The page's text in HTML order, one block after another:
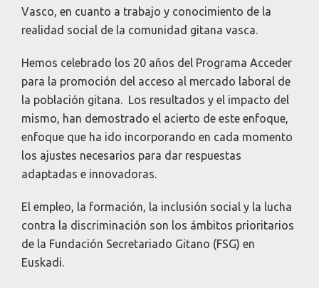
Vasco, en cuanto a trabajo y conocimiento de la
realidad social de la comunidad gitana vasca.
Hemos celebrado los 20 años del Programa Acceder
para la promoción del acceso al mercado laboral de
la población gitana. Los resultados y el impacto del
mismo, han demostrado el acierto de este enfoque,
enfoque que ha ido incorporando en cada momento
los ajustes necesarios para dar respuestas
adaptadas e innovadoras.
El empleo, la formación, la inclusión social y la lucha
contra la discriminación son los ámbitos prioritarios
de la Fundación Secretariado Gitano (FSG) en
Euskadi.